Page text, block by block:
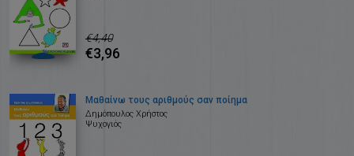
€4,40
€3,96
Μαθαίνω τους αριθμούς σαν ποίημα
Δημόπουλος Χρήστος
Ψυχογιός